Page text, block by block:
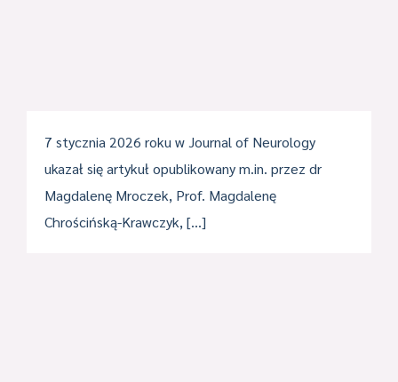
7 stycznia 2026 roku w Journal of Neurology
ukazał się artykuł opublikowany m.in. przez dr
Magdalenę Mroczek, Prof. Magdalenę
Chrościńską-Krawczyk, […]